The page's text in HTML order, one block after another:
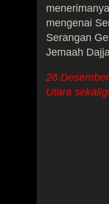
mengenai
Serangan
Jemaah
26
Utara